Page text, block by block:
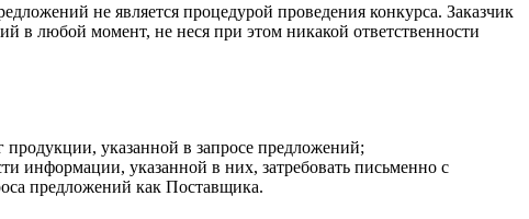
не является процедурой проведения конкурса. Заказчик
в любой момент, не неся при этом никакой ответственности
указанной в запросе предложений;
информации, указанной в них, затребовать письменно с
предложений как Поставщика.